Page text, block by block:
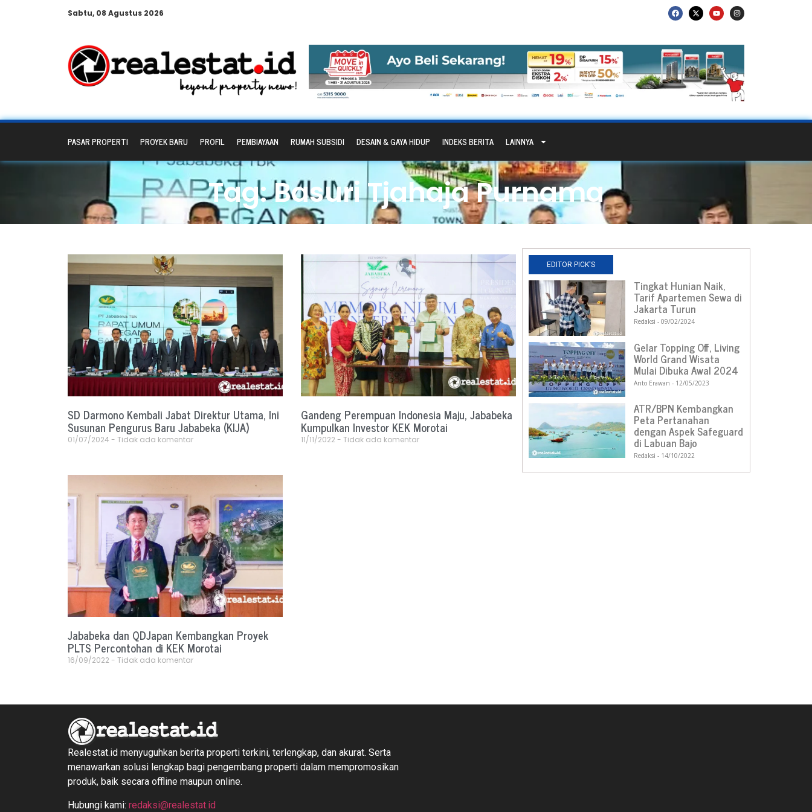
Sabtu, 08 Agustus 2026
PASAR PROPERTI PROYEK BARU PROFIL PEMBIAYAAN RUMAH SUBSIDI DESAIN & GAYA HIDUP INDEKS BERITA LAINNYA
Tag: Basuri Tjahaja Purnama
SD Darmono Kembali Jabat Direktur Utama, Ini
Susunan Pengurus Baru Jababeka (KIJA)
01/07/2024 Tidak ada komentar
Gandeng Perempuan Indonesia Maju, Jababeka
Kumpulkan Investor KEK Morotai
11/11/2022 Tidak ada komentar
Jababeka dan QDJapan Kembangkan Proyek
PLTS Percontohan di KEK Morotai
16/09/2022 Tidak ada komentar
EDITOR PICK'S
Tingkat Hunian Naik,
Tarif Apartemen Sewa di
Jakarta Turun
Redaksi 09/02/2024
Gelar Topping Off, Living
World Grand Wisata
Mulai Dibuka Awal 2024
Anto Erawan 12/05/2023
ATR/BPN Kembangkan
Peta Pertanahan
dengan Aspek Safeguard
di Labuan Bajo
Redaksi 14/10/2022
Realestat.id menyuguhkan berita properti terkini, terlengkap, dan akurat. Serta
menawarkan solusi lengkap bagi pengembang properti dalam mempromosikan
produk, baik secara offline maupun online.
Hubungi kami: redaksi@realestat.id